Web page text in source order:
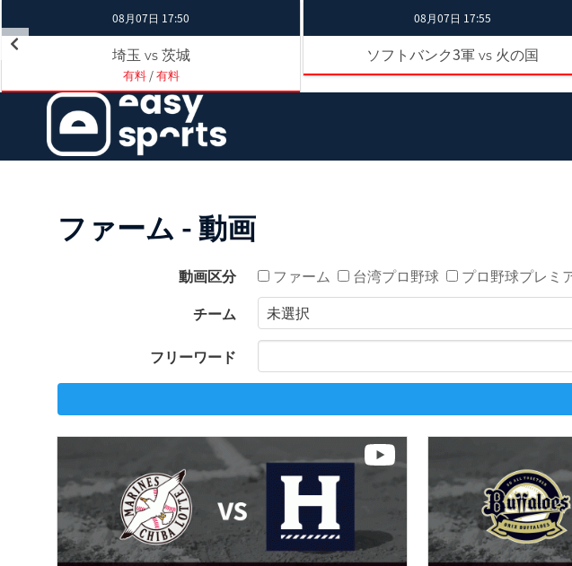
08月07日 17:50
埼玉 vs 茨城
有料/有料
08月07日 17:55
ソフトバンク3軍 vs 火の国
ファーム - 動画
動画区分 ファーム 台湾プロ野球 プロ野球プレミ
チーム
フリーワード